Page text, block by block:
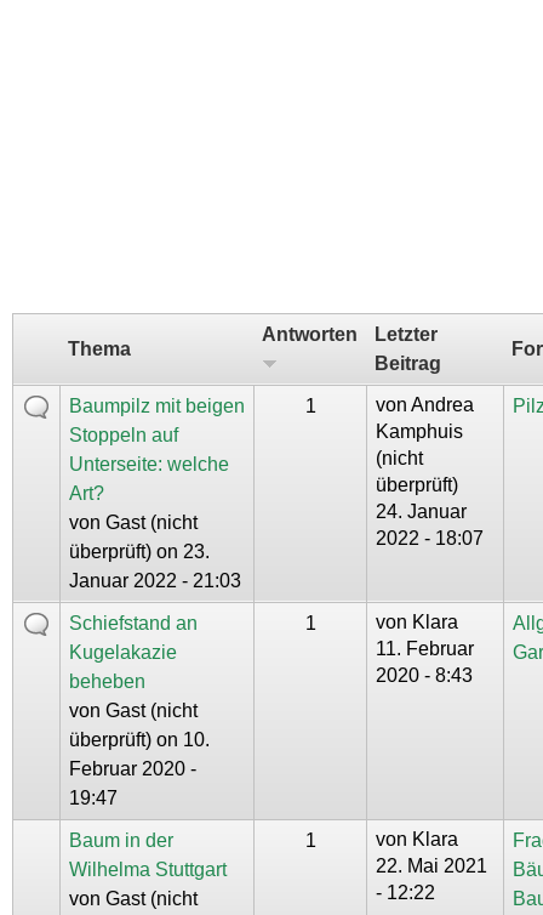
Thema
Antworten
Letzter
Beitrag
Baumpilz mit beigen
Stoppeln auf
Unterseite: welche
Art?
von Gast (nicht
überprüft) on 23.
Januar 2022 - 21:03
1 von Andrea
Kamphuis
(nicht
überprüft)
24. Januar
2022 - 18:07
Schiefstand an
Kugelakazie
beheben
von Gast (nicht
überprüft) on 10.
Februar 2020 -
19:47
1 von Klara
11. Februar
2020 - 8:43
Baum in der
Wilhelma Stuttgart
von Gast (nicht
1 von Klara
22. Mai 2021
- 12:22